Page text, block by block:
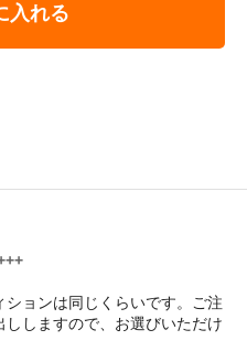
入れる
ョンは同じくらいです。ご注
しますので、お選びいただけ